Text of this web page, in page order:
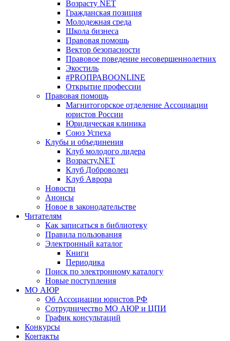
Возрасту NET
Гражданская позиция
Молодежная среда
Школа бизнеса
Правовая помощь
Вектор безопасности
Правовое поведение несовершеннолетних
Экостиль
#PROПРАВОONLINE
Открытие профессии
Правовая помощь
Магнитогорское отделение Ассоциации
юристов России
Юридическая клиника
Союз Успеха
Клубы и объединения
Клуб молодого лидера
Возрасту.NET
Клуб Доброволец
Клуб Аврора
Новости
Анонсы
Новое в законодательстве
Читателям
Как записаться в библиотеку
Правила пользования
Электронный каталог
Книги
Периодика
Поиск по электронному каталогу
Новые поступления
МО АЮР
Об Ассоциации юристов РФ
Сотрудничество МО АЮР и ЦПИ
График консультаций
Конкурсы
Контакты